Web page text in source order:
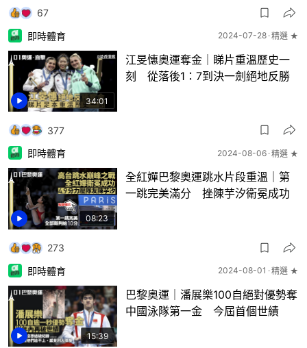
67
34:01
即時體育 2024-07-28 精選 ★
江旻憓奧運奪金｜睇片重溫歷史一
刻 從落後1：7到決一劍絕地反勝
377
08:23
即時體育 2024-08-06 精選 ★
全紅嬋巴黎奧運跳水片段重溫｜第
一跳完美滿分 挫陳芋汐衛冕成功
273
15:39
即時體育 2024-08-01 精選 ★
巴黎奧運｜潘展樂100自絕對優勢奪
中國泳隊第一金 今屆首個世績